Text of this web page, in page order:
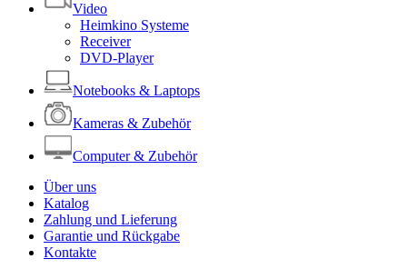
Video
Heimkino Systeme
Receiver
DVD-Player
Notebooks & Laptops
Kameras & Zubehör
Computer & Zubehör
Über uns
Katalog
Zahlung und Lieferung
Garantie und Rückgabe
Kontakte